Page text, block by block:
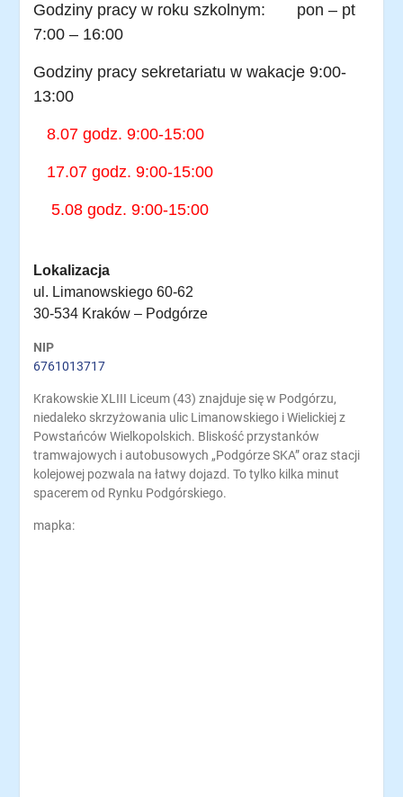
Godziny pracy w roku szkolnym: pon – pt
7:00 – 16:00
Godziny pracy sekretariatu w wakacje 9:00-
13:00
8.07 godz. 9:00-15:00
17.07 godz. 9:00-15:00
5.08 godz. 9:00-15:00
Lokalizacja
ul. Limanowskiego 60-62
30-534 Kraków – Podgórze
NIP
6761013717
Krakowskie XLIII Liceum (43) znajduje się w Podgórzu,
niedaleko skrzyżowania ulic Limanowskiego i Wielickiej z
Powstańców Wielkopolskich. Bliskość przystanków
tramwajowych i autobusowych „Podgórze SKA” oraz stacji
kolejowej pozwala na łatwy dojazd. To tylko kilka minut
spacerem od Rynku Podgórskiego.
mapka: